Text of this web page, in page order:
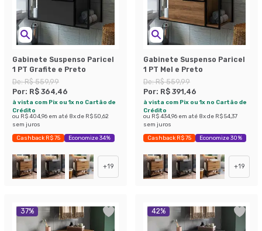
Gabinete Suspenso Paricel
1 PT Grafite e Preto
De:R$ 559,99
Por: R$ 364,46
à vista com Pix ou 1x no Cartão de
Crédito
ou R$ 404,96 em até 8x de R$ 50,62
sem juros
Cashback R$ 75 Economize 34%
+19
Gabinete Suspenso Paricel
1 PT Mel e Preto
De:R$ 559,99
Por: R$ 391,46
à vista com Pix ou 1x no Cartão de
Crédito
ou R$ 434,96 em até 8x de R$ 54,37
sem juros
Cashback R$ 75 Economize 30%
+19
37% 42%